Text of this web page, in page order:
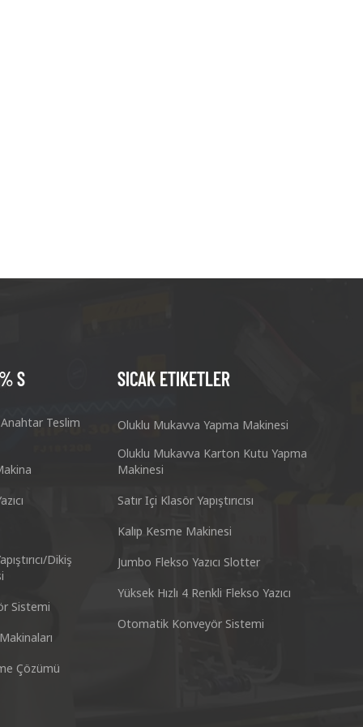
Makinası Co, Ltd.
Bölgesi Guangzhou Guangdong 511495 Çin
Skype: +86 13928828361
S
Teslim
Dikiş
Sistemi
Çözümü
SICAK ETIKETLER
Oluklu Mukavva Yapma Makinesi
Oluklu Mukavva Karton Kutu Yapma
Makinesi
Satır Içi Klasör Yapıştırıcısı
Kalıp Kesme Makinesi
Jumbo Flekso Yazıcı Slotter
Yüksek Hızlı 4 Renkli Flekso Yazıcı
Otomatik Konveyör Sistemi